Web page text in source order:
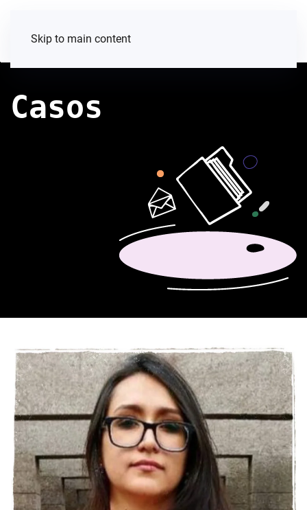
Skip to main content
Casos